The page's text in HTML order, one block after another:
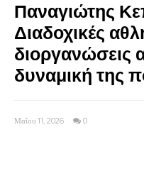
Παναγιώτης
Διαδοχικές
διοργανώσεις
δυναμική της
Μαΐου 11, 2026 0